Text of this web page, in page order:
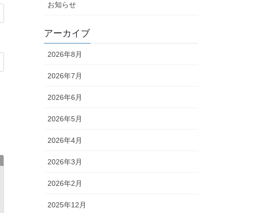
お知らせ
アーカイブ
2026年8月
2026年7月
2026年6月
2026年5月
2026年4月
2026年3月
2026年2月
2025年12月